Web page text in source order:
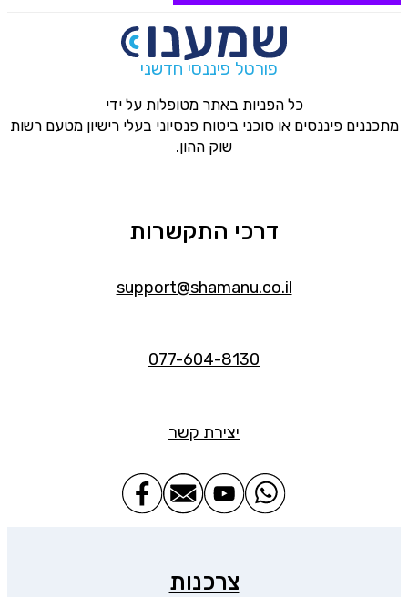
פורטל פיננסי חדשני
כל הפניות באתר מטופלות על ידי
מתכננים פיננסים או סוכני ביטוח פנסיוני בעלי רישיון מטעם רשות
שוק ההון.
דרכי התקשרות
support@shamanu.co.il
077-604-8130
יצירת קשר
צרכנות